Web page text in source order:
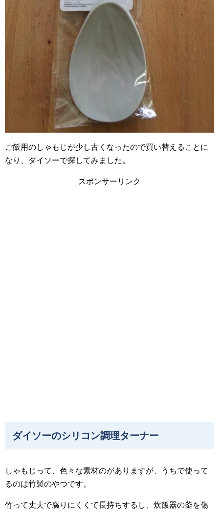
ご飯用のしゃもじが少し古くなったので買い替えることに
なり、ダイソーで探してみました。
スポンサーリンク
ダイソーのシリコン調理ターナー
しゃもじって、色々な素材のがありますが、うちで使って
るのは竹製のやつです。
竹って丈夫で腐りにくくて長持ちするし、炊飯器の釜を傷